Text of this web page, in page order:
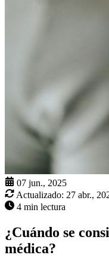
07 jun., 2025
Actualizado: 27 abr.,
4 min lectura
¿Cuándo se
médica?